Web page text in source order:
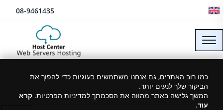
דלג לתוכן 08-9461435
כמו רוב האתרים, גם אנחנו משתמשים בעוגיות כדי להפוך את
הביקור שלך לנעים יותר.
המשך גלישה באתר מהווה את הסכמתך למדיניות הפרטיות. קרא
עוד.
שרת אחסון אתרים בכלל
ושרת vps בפרט